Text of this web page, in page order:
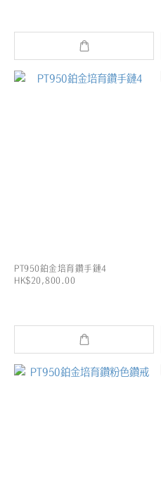
PT950鉑金培育鑽手鏈4
HK$20,800.00